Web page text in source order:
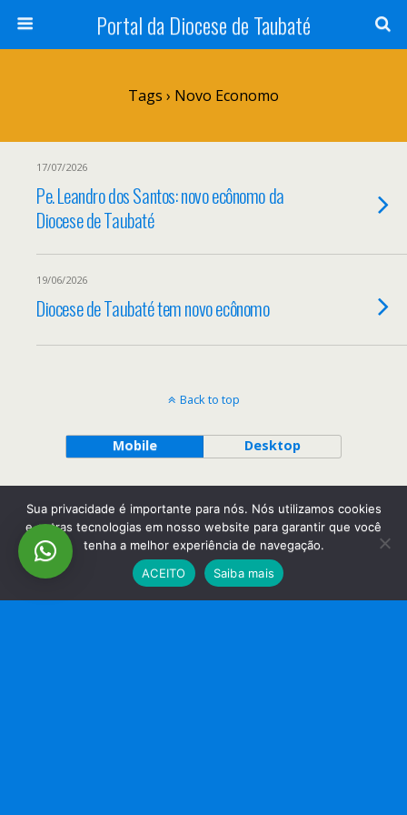
Portal da Diocese de Taubaté
Tags › Novo Economo
17/07/2026
Pe. Leandro dos Santos: novo ecônomo da
Diocese de Taubaté
19/06/2026
Diocese de Taubaté tem novo ecônomo
Back to top
Mobile Desktop
Sua privacidade é importante para nós. Nós utilizamos cookies
e outras tecnologias em nosso website para garantir que você
tenha a melhor experiência de navegação.
ACEITO
Saiba mais